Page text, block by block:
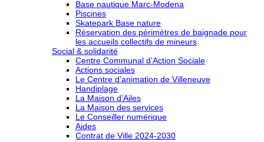
Base nautique Marc-Modena
Piscines
Skatepark Base nature
Réservation des périmètres de baignade pour
les accueils collectifs de mineurs
Social & solidarité
Centre Communal d’Action Sociale
Actions sociales
Le Centre d’animation de Villeneuve
Handiplage
La Maison d’Ailes
La Maison des services
Le Conseiller numérique
Aides
Contrat de Ville 2024-2030